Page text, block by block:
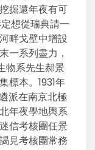
掘還年夜有可
想從瑞典請一
畔戈壁中增設
一系列盡力，
物系先生郝景
標本。1931年
派在南京北極
年夜學地輿系
信考核團任景
見考核團常務